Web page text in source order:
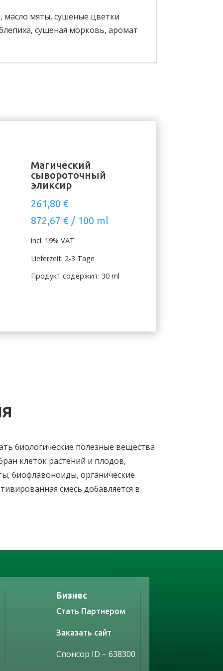
масло мяты, сушеные цветки
сушеная морковь, аромат
Магический
сывороточный
эликсир
261,80 €
872,67 €/ 100 ml
incl. 19% VAT
Lieferzeit: 2-3 Tage
Продукт содержит: 30 ml
биологические полезные вещества
клеток растений и плодов,
биофлавоноиды, органические
смесь добавляется в
Бизнес
Стать Партнером
Заказать сайт
Спонсор ID – 638300